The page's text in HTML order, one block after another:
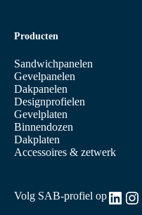
Producten
Sandwichpanelen
Gevelpanelen
Dakpanelen
Designprofielen
Gevelplaten
Binnendozen
Dakplaten
Accessoires & zetwerk
Volg SAB-profiel op